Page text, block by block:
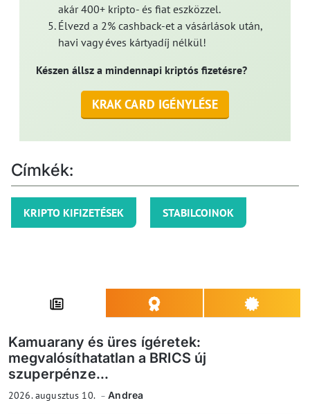
akár 400+ kripto- és fiat eszközzel.
Élvezd a 2% cashback-et a vásárlások után,
havi vagy éves kártyadíj nélkül!
Készen állsz a mindennapi kriptós fizetésre?
KRAK CARD IGÉNYLÉSE
Címkék:
KRIPTO KIFIZETÉSEK STABILCOINOK
Kamuarany és üres ígéretek:
megvalósíthatatlan a BRICS új
szuperpénze...
2026. augusztus 10. Andrea